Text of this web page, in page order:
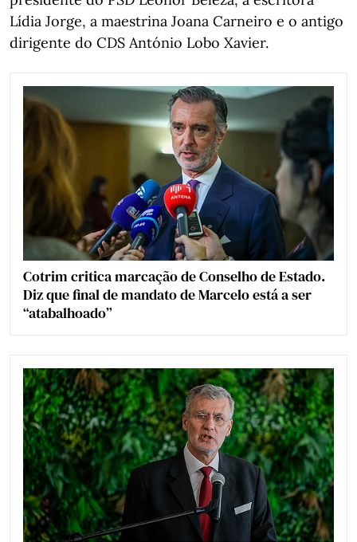
Lídia Jorge, a maestrina Joana Carneiro e o antigo
dirigente do CDS António Lobo Xavier.
Cotrim critica marcação de Conselho de Estado.
Diz que final de mandato de Marcelo está a ser
“atabalhoado”